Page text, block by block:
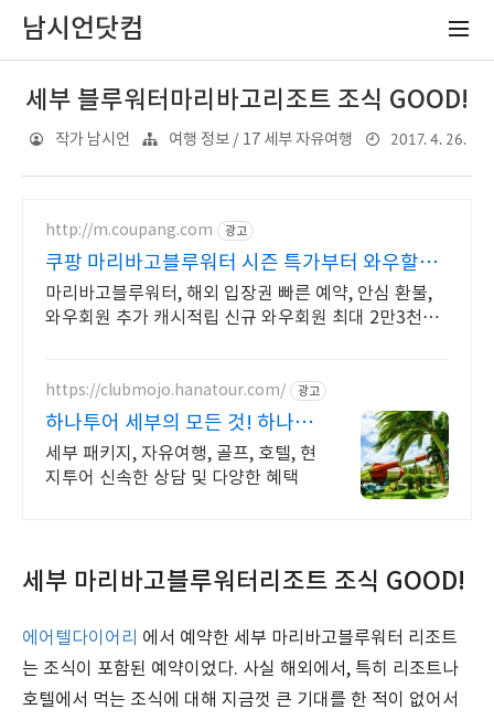
남시언닷컴
세부 블루워터마리바고리조트 조식 GOOD!
작가 남시언 여행 정보 / 17 세부 자유여행 2017. 4. 26.
http://m.coupang.com 광고
쿠팡 마리바고블루워터 시즌 특가부터 와우할인
까지
마리바고블루워터, 해외 입장권 빠른 예약, 안심 환불,
와우회원 추가 캐시적립 신규 와우회원 최대 2만3천원
https://clubmojo.hanatour.com/ 광고
하나투어 세부의 모든 것! 하나투
어 공식인증 예약센터
세부 패키지, 자유여행, 골프, 호텔, 현
지투어 신속한 상담 및 다양한 혜택
세부 마리바고블루워터리조트 조식 GOOD!
에어텔다이어리 에서 예약한 세부 마리바고블루워터 리조트
는 조식이 포함된 예약이었다. 사실 해외에서, 특히 리조트나
호텔에서 먹는 조식에 대해 지금껏 큰 기대를 한 적이 없어서